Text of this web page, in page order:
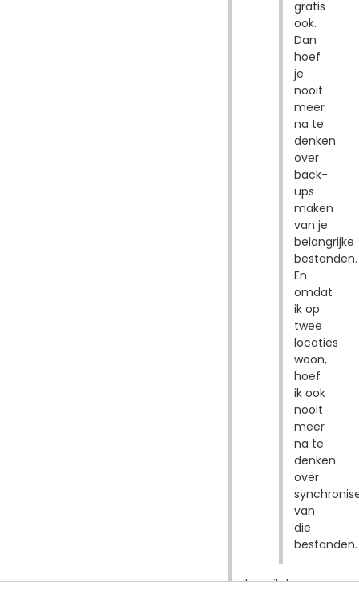
gratis
ook.
Dan
hoef
je
nooit
meer
na te
denken
over
back-
ups
maken
van je
belangrijke
bestanden.
En
omdat
ik op
twee
locaties
woon,
hoef
ik ook
nooit
meer
na te
denken
over
van
die
bestanden.
Ik mail de